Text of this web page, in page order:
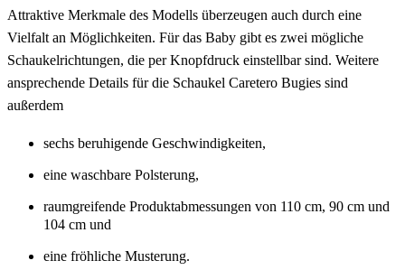
Attraktive Merkmale des Modells überzeugen auch durch eine
Vielfalt an Möglichkeiten. Für das Baby gibt es zwei mögliche
Schaukelrichtungen, die per Knopfdruck einstellbar sind. Weitere
ansprechende Details für die Schaukel Caretero Bugies sind
außerdem
sechs beruhigende Geschwindigkeiten,
eine waschbare Polsterung,
raumgreifende Produktabmessungen von 110 cm, 90 cm und
104 cm und
eine fröhliche Musterung.